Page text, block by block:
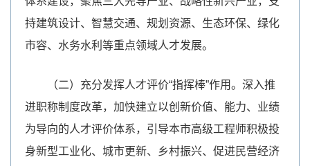
持建筑设计、智慧交通、规划资源、生态环保、绿化
市容、水务水利等重点领域人才发展。
（二）充分发挥人才评价“指挥棒”作用。深入推
进职称制度改革，加快建立以创新价值、能力、业绩
为导向的人才评价体系，引导本市高级工程师积极投
身新型工业化、城市更新、乡村振兴、促进民营经济